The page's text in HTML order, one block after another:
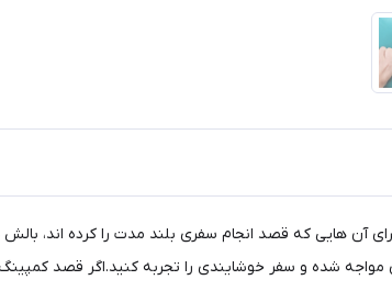
هایی که قصد انجام سفری بلند مدت را کرده اند،
شده و سفر خوشایندی را تجربه کنید.اگر قصد کمپینگ